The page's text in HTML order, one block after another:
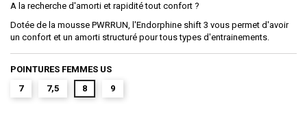
A la recherche d'amorti et rapidité tout confort ?
Dotée de la mousse PWRRUN, l'Endorphine shift 3 vous permet d'avoir
un confort et un amorti structuré pour tous types d'entrainements.
POINTURES FEMMES US
7
7,5 8 9